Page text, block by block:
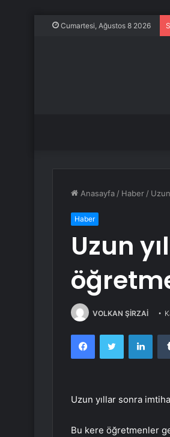
Cumartesi, Ağustos 8 2026
Anasayfa / Haber /
Haber
Uzun
VOLKAN ŞİRZAİ
FacebookTwitter
Uzun yıllar sonra
Bu kere öğretmenler